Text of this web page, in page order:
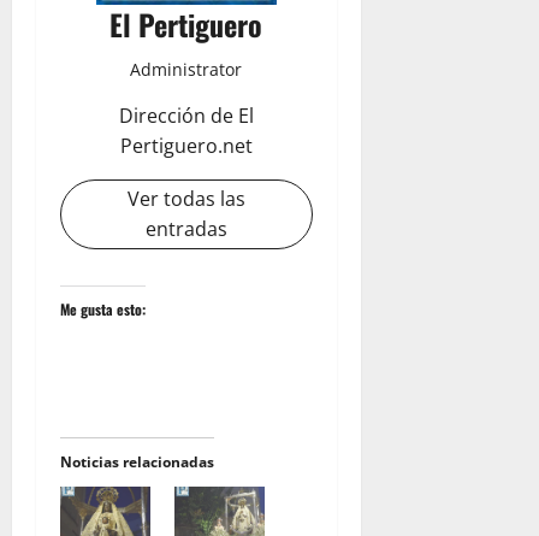
El Pertiguero
Administrator
Dirección de El
Pertiguero.net
Ver todas las
entradas
Me gusta esto:
Noticias relacionadas